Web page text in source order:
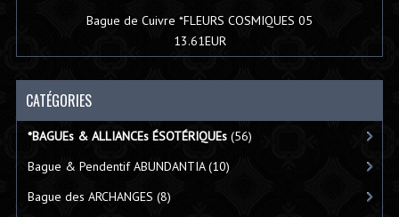
Bague de Cuivre *FLEURS COSMIQUES 05
13.61EUR
CATÉGORIES
*BAGUEs & ALLIANCEs ÉSOTÉRIQUEs(56)
Bague & Pendentif ABUNDANTIA(10)
Bague des ARCHANGES (8)